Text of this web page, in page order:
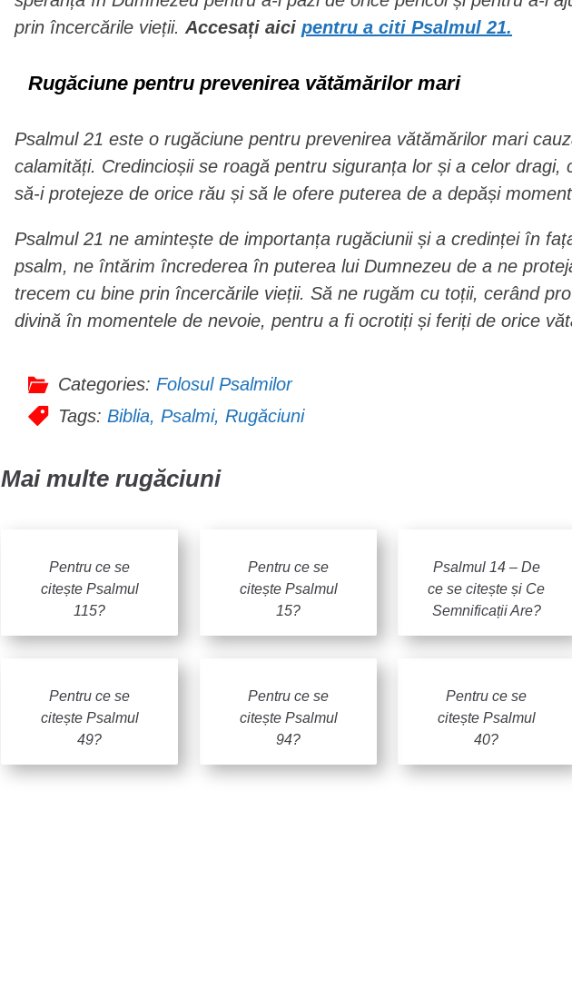
prin încercările vieții.Accesați aicipentru a citi Psalmul 21.
Rugăciune pentru prevenirea vătămărilor mari
Psalmul 21 este o rugăciune pentru prevenirea vătămărilor mari
calamități. Credincioșii se roagă pentru siguranța lor și a celor dragi,
să-i protejeze de orice rău și să le ofere puterea de a depăși
Psalmul 21 ne amintește de importanța rugăciunii și a credinței în
psalm, ne întărim încrederea în puterea lui Dumnezeu de a ne
trecem cu bine prin încercările vieții. Să ne rugăm cu toții, cerând
divină în momentele de nevoie, pentru a fi ocrotiți și feriți de orice
Categories:Folosul Psalmilor
Tags:Biblia, Psalmi, Rugăciuni
Mai multe rugăciuni
Pentru ce se
citește Psalmul
115?
Pentru ce se
citește Psalmul
15?
Psalmul 14 – De
ce se citește și Ce
Semnificații Are?
Pentru ce se
citește Psalmul
49?
Pentru ce se
citește Psalmul
94?
Pentru ce se
citește Psalmul
40?